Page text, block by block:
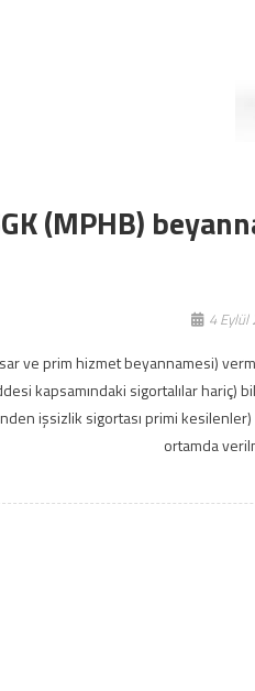
(MPHB)
4 Eylül
ve prim hizmet beyannamesi)
kapsamındaki sigortalılar hariç)
işsizlik sigortası primi
ortamda